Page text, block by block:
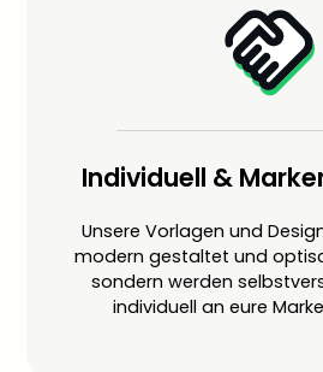
Individuell &
Unsere Vorlagen und
modern gestaltet und
sondern werden
individuell an eure